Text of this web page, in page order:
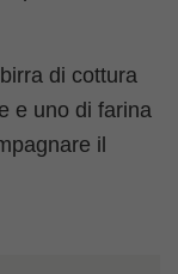
di cottura
e uno di farina
il